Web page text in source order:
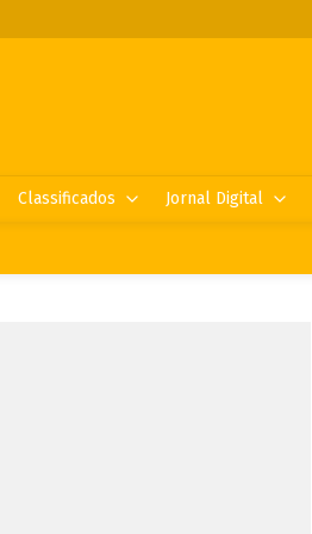
Classificados Jornal Digital